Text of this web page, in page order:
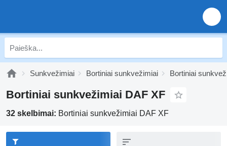
Sunkvežimiai Bortiniai sunkvežimiai Bortiniai
Bortiniai sunkvežimiai DAF XF
32 skelbimai: Bortiniai sunkvežimiai DAF XF